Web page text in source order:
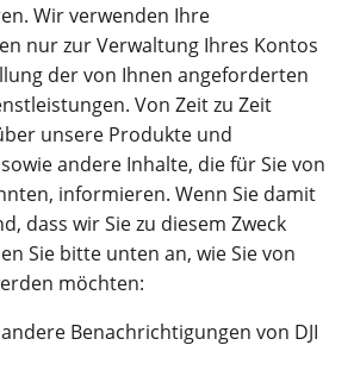
Wir verwenden Ihre
nur zur Verwaltung Ihres Kontos
der von Ihnen angeforderten
Von Zeit zu Zeit
unsere Produkte und
andere Inhalte, die für Sie von
informieren. Wenn Sie damit
dass wir Sie zu diesem Zweck
Sie bitte unten an, wie Sie von
möchten:
Benachrichtigungen von DJI